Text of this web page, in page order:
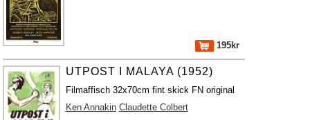
195kr
UTPOST I MALAYA (1952)
Filmaffisch 32x70cm fint skick FN original
Ken Annakin Claudette Colbert